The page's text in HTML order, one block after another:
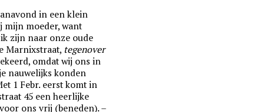
in een klein
mijn moeder, want
zijn naar onze oude
Marnixstraat, tegenover
omdat wij ons in
nauwelijks konden
1 Febr. eerst komt in
45 een heerlijke
ons vrij (beneden). –